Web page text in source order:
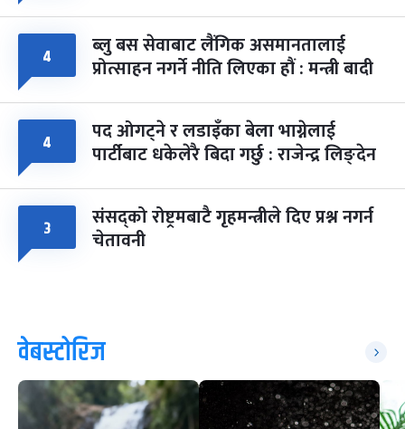
४ ब्लु बस सेवाबाट लैंगिक असमानतालाई
प्रोत्साहन नगर्ने नीति लिएका हौं : मन्त्री बादी
४ पद ओगट्ने र लडाइँका बेला भाग्नेलाई
पार्टीबाट धकेलेरै बिदा गर्छु : राजेन्द्र लिङ्देन
३ संसद्को रोष्ट्रमबाटै गृहमन्त्रीले दिए प्रश्न नगर्न
चेतावनी
वेबस्टोरिज